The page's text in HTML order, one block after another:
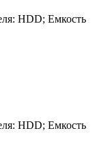
HDD; Емкость
HDD; Емкость